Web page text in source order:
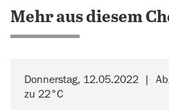
Mehr aus diesem
Donnerstag, 12.05.2022
zu 22°C